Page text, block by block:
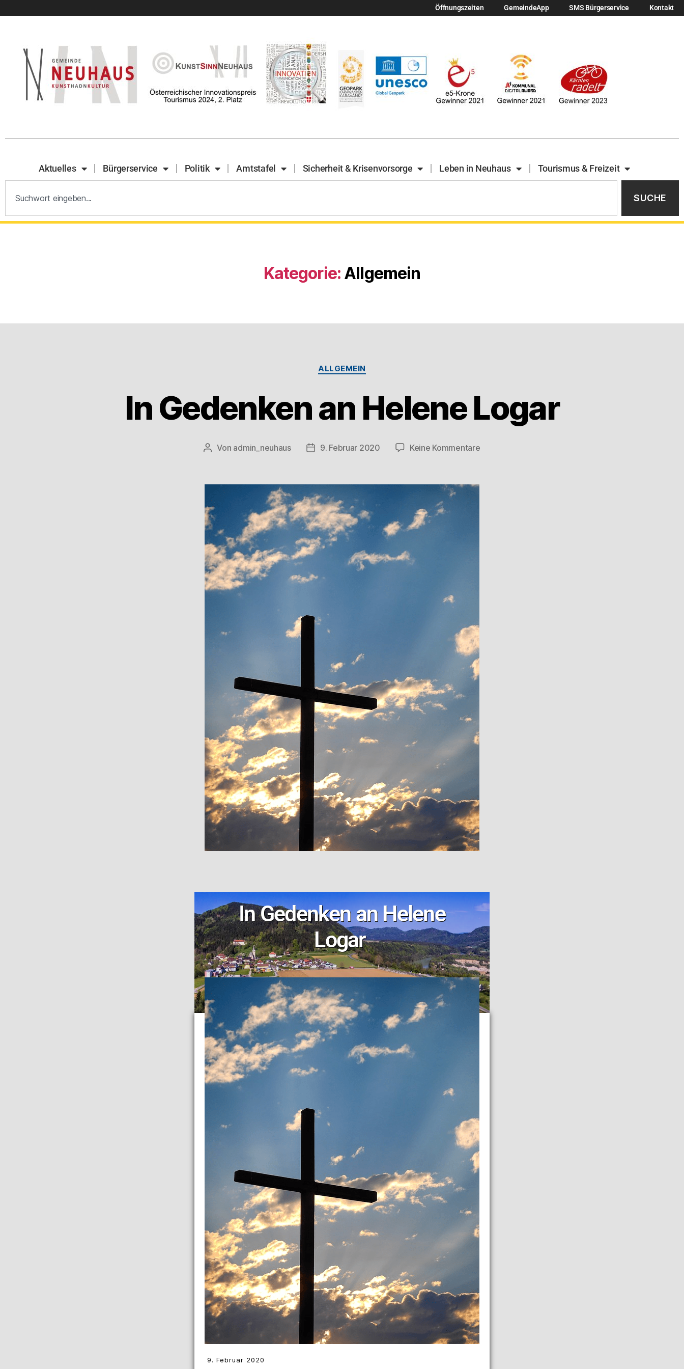
Öffnungszeiten GemeindeApp SMS Bürgerservice Kontakt
Aktuelles Bürgerservice Politik Amtstafel Sicherheit & Krisenvorsorge Leben in Neuhaus Tourismus & Freizeit
SUCHE
Kategorie: Allgemein
ALLGEMEIN
In Gedenken an Helene Logar
Von admin_neuhaus 9. Februar 2020 Keine Kommentare
In Gedenken an Helene
Logar
9. Februar 2020